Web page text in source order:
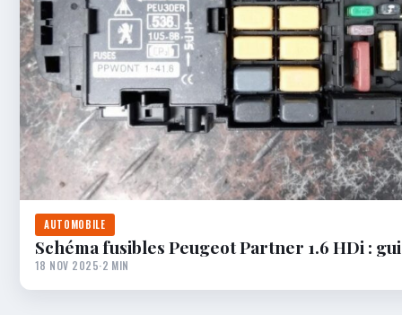
AUTOMOBILE
Schéma fusibles Peugeot Partner 1.6 HDi :
18 NOV 2025·2 MIN